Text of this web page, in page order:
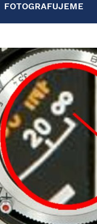
FOTOGRAFUJEME